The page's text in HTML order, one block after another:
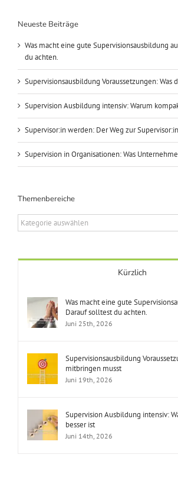
Neueste Beiträge
Was macht eine gute Supervisionsausbildung
du achten.
Supervisionsausbildung Voraussetzungen: Was
Supervision Ausbildung intensiv: Warum
Supervisor:in werden: Der Weg zur
Supervision in Organisationen: Was
Themenbereiche
Themenbereiche
Kürzlich
Was macht eine gute
Darauf solltest du achten.
Juni 25th, 2026
Supervisionsausbildung
mitbringen musst
Juni 19th, 2026
Supervision Ausbildung intensiv:
besser ist
Juni 14th, 2026